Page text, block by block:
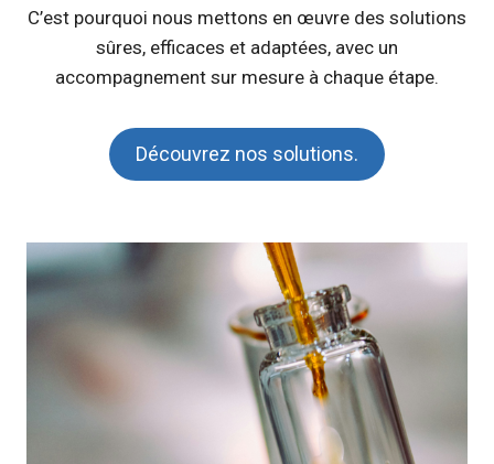
C’est pourquoi nous mettons en œuvre des solutions
sûres, efficaces et adaptées, avec un
accompagnement sur mesure à chaque étape.
Découvrez nos solutions.